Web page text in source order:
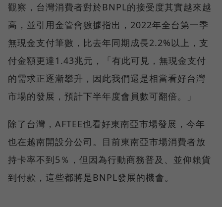
觀察，台灣消費者對於BNPL的接受度其實越來越
高，並引用金管會數據指出，2022年全台第一季
無現金支付筆數，比去年同期成長2.2%以上，支
付金額更達1.43兆元，「有此可見，無現金支付
的需求正逐漸攀升，因此我們還是相當看好台灣
市場的發展，預計下半年度會員數可翻倍。」
除了台灣，AFTEE也看好東南亞市場發展，今年
也在越南開設分公司。目前東南亞市場消費者放
持卡率不到5％，但因為行動商務普及、並仰賴貨
到付款，這些都將是BNPL發展的機會。